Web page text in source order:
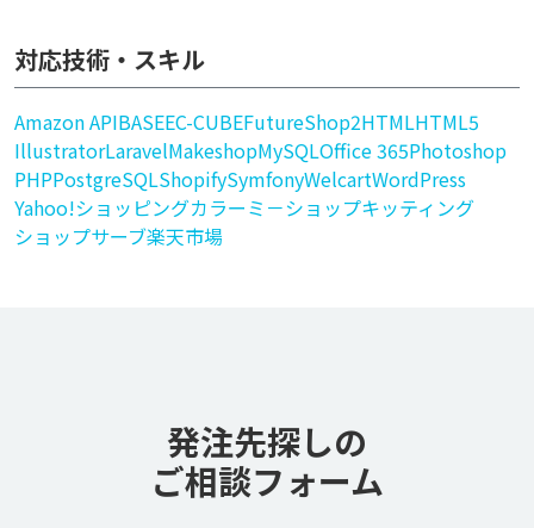
対応技術・スキル
Amazon APIBASEEC-CUBEFutureShop2HTMLHTML5
IllustratorLaravelMakeshopMySQLOffice 365Photoshop
PHPPostgreSQLShopifySymfonyWelcartWordPress
Yahoo!ショッピングカラーミ－ショップキッティング
ショップサーブ楽天市場
発注先探しの
ご相談フォーム